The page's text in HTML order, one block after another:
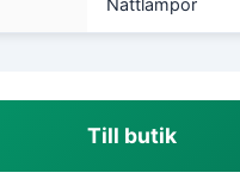
Nattlampor
Till butik